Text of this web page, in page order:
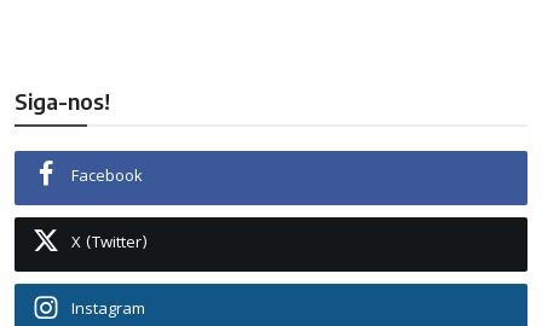
Siga-nos!
Facebook
X (Twitter)
Instagram